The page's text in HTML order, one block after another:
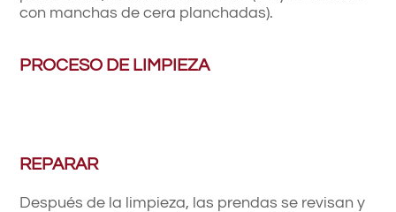
con manchas de cera planchadas).
PROCESO DE LIMPIEZA
REPARAR
Después de la limpieza, las prendas se revisan y